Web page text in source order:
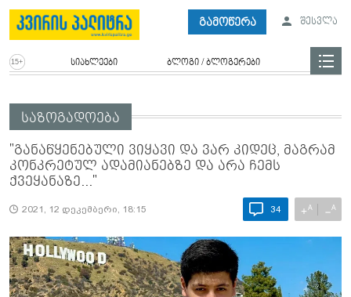
გამოწერა შესვლა
სიახლეები ბლოგი / ბლოგერები
საზოგადოება
"განაწყენებული ვიყავი და ვარ კიდეც, მაგრამ
კონკრეტულ ადამიანებზე და არა ჩემს
ქვეყანაზე..."
2021, 12 დეკემბერი, 18:15 34 +A −A